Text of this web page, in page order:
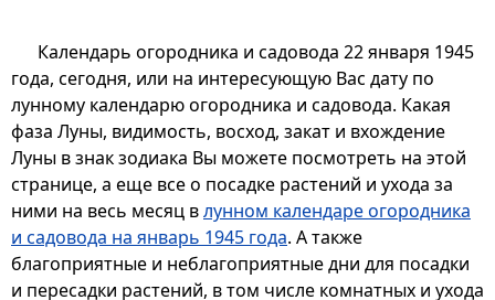
Календарь огородника и садовода 22 января 1945
года, сегодня, или на интересующую Вас дату по
лунному календарю огородника и садовода. Какая
фаза Луны, видимость, восход, закат и вхождение
Луны в знак зодиака Вы можете посмотреть на этой
странице, а еще все о посадке растений и ухода за
ними на весь месяц влунном календаре огородника
и садовода на январь 1945 года. А также
благоприятные и неблагоприятные дни для посадки
и пересадки растений, в том числе комнатных и ухода